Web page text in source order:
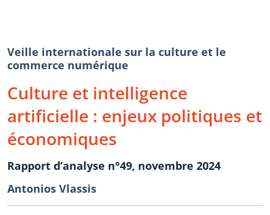
Veille internationale sur la culture et le
commerce numérique
Culture et intelligence
artificielle : enjeux politiques et
économiques
Rapport d’analyse n°49, novembre 2024
Antonios Vlassis